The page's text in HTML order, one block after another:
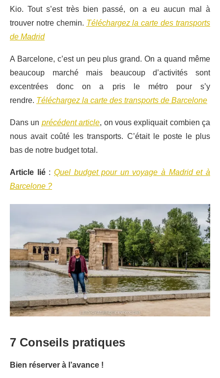
Kio. Tout s’est très bien passé, on a eu aucun mal à
trouver notre chemin. Téléchargez la carte des transports
de Madrid
A Barcelone, c’est un peu plus grand. On a quand même
beaucoup marché mais beaucoup d’activités sont
excentrées donc on a pris le métro pour s’y
rendre. Téléchargez la carte des transports de Barcelone
Dans un précédent article, on vous expliquait combien ça
nous avait coûté les transports. C’était le poste le plus
bas de notre budget total.
Article lié: Quel budget pour un voyage à Madrid et à
Barcelone ?
7 Conseils pratiques
Bien réserver à l’avance !